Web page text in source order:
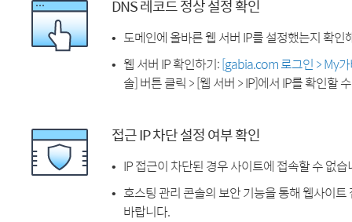
DNS 레코드 정상 설정 확인
도메인에 올바른 웹 서버 IP를 설정했는지 확인
웹 서버 IP 확인하기:[gabia.com 로그인 > My
솔] 버튼 클릭 > [웹 서버 > IP]에서 IP를 확인할
접근 IP 차단 설정 여부 확인
IP 접근이 차단된 경우 사이트에 접속할 수 없습
호스팅 관리 콘솔의 보안 기능을 통해 웹사이
바랍니다.